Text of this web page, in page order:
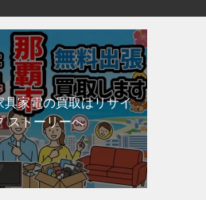
具家電の買取はリサイ
ストーリーへ